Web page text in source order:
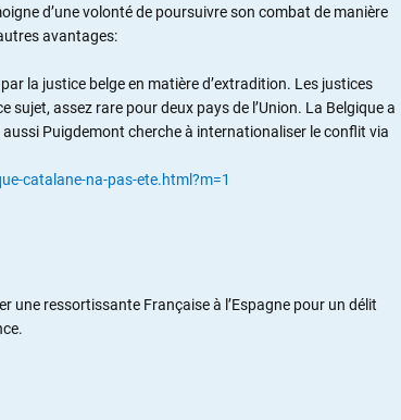
d’une volonté de poursuivre son combat de manière
avantages:
la justice belge en matière d’extradition. Les justices
assez rare pour deux pays de l’Union. La Belgique a
aussi Puigdemont cherche à internationaliser le conflit via
catalane-na-pas-ete.html?m=1
une ressortissante Française à l’Espagne pour un délit